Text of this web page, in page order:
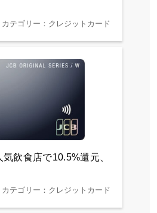
カテゴリー：クレジットカード
飲食店で10.5%還元、
カテゴリー：クレジットカード